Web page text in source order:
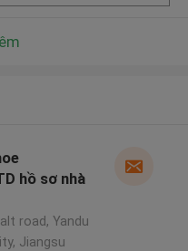
hồ sơ nhà
road, Yandu
Jiangsu